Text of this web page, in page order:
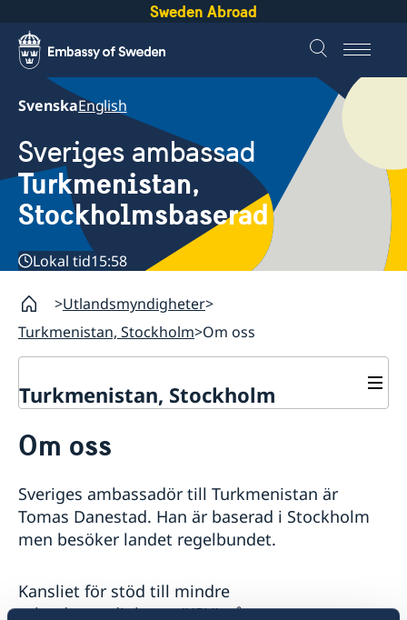
Sweden Abroad
SvenskaEnglish
Sveriges ambassad
Turkmenistan,
Stockholmsbaserad
Lokal tid15:58
Utlandsmyndigheter
Turkmenistan, Stockholm Om oss
Turkmenistan, Stockholm
Om oss
Nyheter
Om oss
Sveriges ambassadör till Turkmenistan är
Tomas Danestad. Han är baserad i Stockholm
men besöker landet regelbundet.
Kansliet för stöd till mindre
utlandsmyndigheter (KSU) på